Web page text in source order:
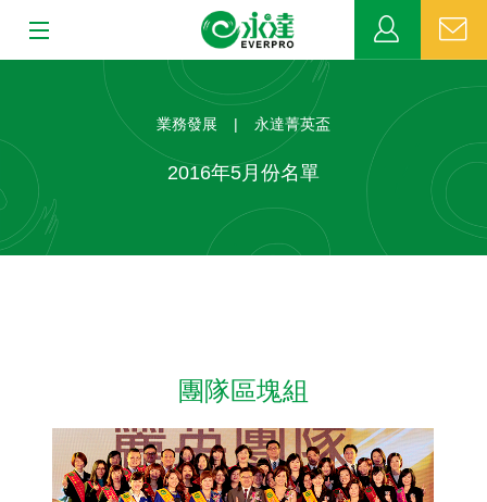
MDRT
網站連結
業務發展 | 永達菁英盃
2016年5月份名單
團隊區塊組